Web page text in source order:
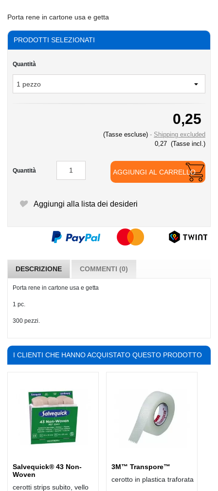
Porta rene in cartone usa e getta
PRODOTTI SELEZIONATI
Quantità
0,25
(Tasse escluse)
Shipping excluded
0,27 (Tasse incl.)
Quantità AGGIUNGI AL CARRELLO
Aggiungi alla lista dei desideri
DESCRIZIONE COMMENTI (0)
Porta rene in cartone usa e getta
1 pc.
300 pezzi.
I CLIENTI CHE HANNO ACQUISTATO QUESTO PRODOTTO
Salvequick® 43 Non-
Woven
cerotti strips subito, vello
3M™ Transpore™
cerotto in plastica traforata